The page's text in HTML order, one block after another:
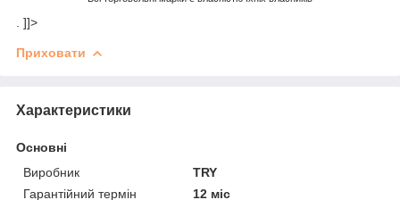
. ]]>
Приховати
Характеристики
Основні
Виробник
TRY
Гарантійний термін
12 міс